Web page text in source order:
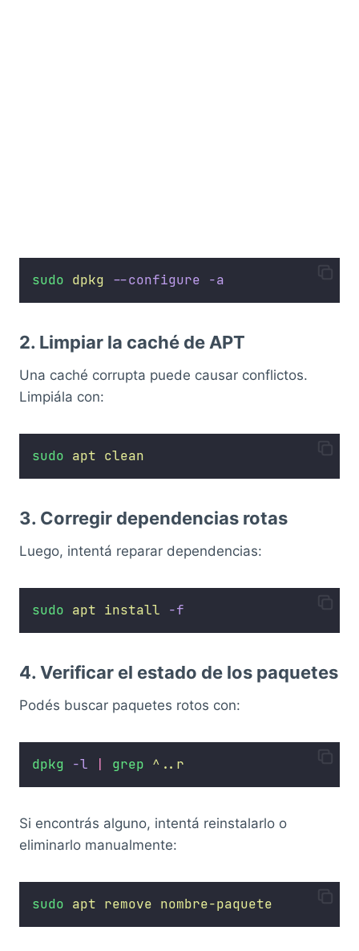
sudo dpkg --configure -a
2. Limpiar la caché de APT
Una caché corrupta puede causar conflictos.
Limpiála con:
sudo apt clean
3. Corregir dependencias rotas
Luego, intentá reparar dependencias:
sudo apt install -f
4. Verificar el estado de los paquetes
Podés buscar paquetes rotos con:
dpkg -l | grep ^..r
Si encontrás alguno, intentá reinstalarlo o
eliminarlo manualmente:
sudo apt remove nombre-paquete